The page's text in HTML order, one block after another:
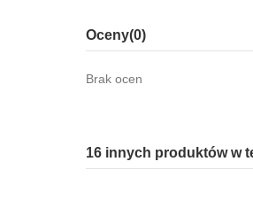
Oceny(0)
Brak ocen
16 innych produktów w